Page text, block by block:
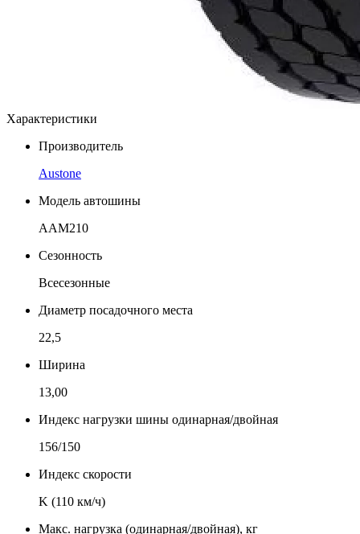
Характеристики
Производитель
Austone
Модель автошины
AAM210
Сезонность
Всесезонные
Диаметр посадочного места
22,5
Ширина
13,00
Индекс нагрузки шины одинарная/двойная
156/150
Индекс скорости
K (110 км/ч)
Макс. нагрузка (одинарная/двойная), кг